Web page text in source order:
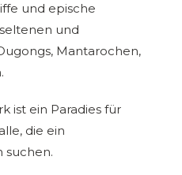
und epische
und
Mantarochen,
ist ein Paradies für
die ein
suchen.